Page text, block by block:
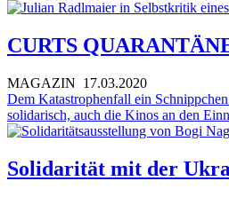
CURTS
MAGAZIN 17.03.2020
Dem Katastrophenfall ein
solidarisch, auch die Kinos an den
Solidarität mit der